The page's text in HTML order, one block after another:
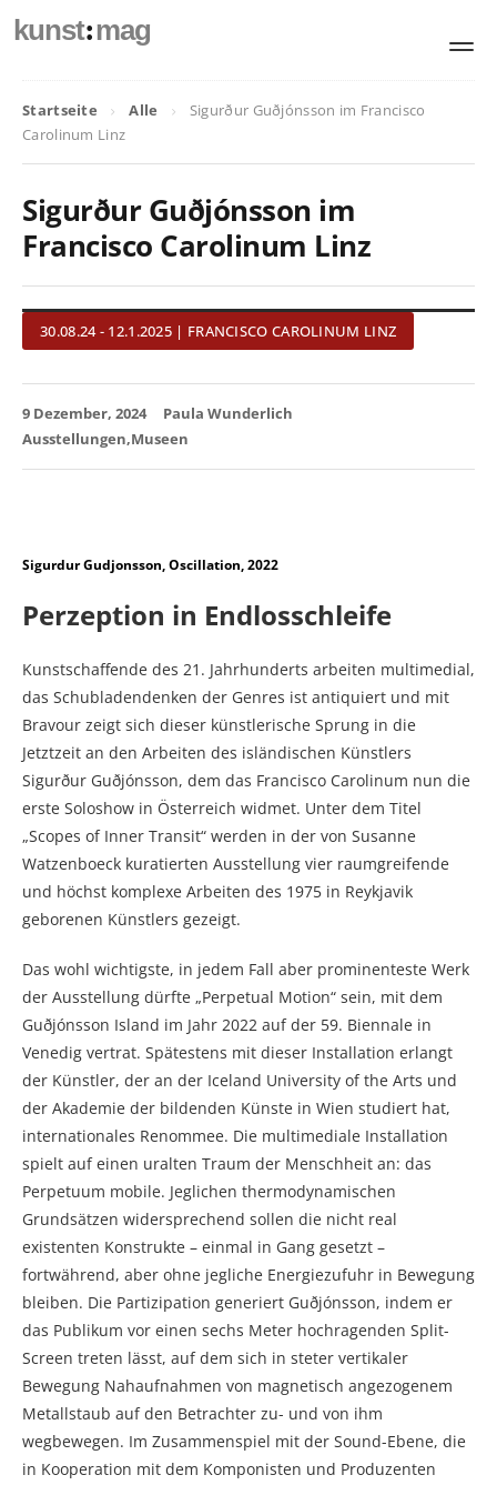
kunst:mag
Startseite Alle
Sigurður Guðjónsson im Francisco
Carolinum Linz
Sigurður Guðjónsson im
Francisco Carolinum Linz
30.08.24 - 12.1.2025 | FRANCISCO CAROLINUM LINZ
9 Dezember, 2024
Paula Wunderlich
Ausstellungen Museen
Sigurdur Gudjonsson, Oscillation, 2022
Perzeption in Endlosschleife
Kunstschaffende des 21. Jahrhunderts arbeiten multimedial,
das Schubladendenken der Genres ist antiquiert und mit
Bravour zeigt sich dieser künstlerische Sprung in die
Jetztzeit an den Arbeiten des isländischen Künstlers
Sigurður Guðjónsson, dem das Francisco Carolinum nun die
erste Soloshow in Österreich widmet. Unter dem Titel
„Scopes of Inner Transit“ werden in der von Susanne
Watzenboeck kuratierten Ausstellung vier raumgreifende
und höchst komplexe Arbeiten des 1975 in Reykjavik
geborenen Künstlers gezeigt.
Das wohl wichtigste, in jedem Fall aber prominenteste Werk
der Ausstellung dürfte „Perpetual Motion“ sein, mit dem
Guðjónsson Island im Jahr 2022 auf der 59. Biennale in
Venedig vertrat. Spätestens mit dieser Installation erlangt
der Künstler, der an der Iceland University of the Arts und
der Akademie der bildenden Künste in Wien studiert hat,
internationales Renommee. Die multimediale Installation
spielt auf einen uralten Traum der Menschheit an: das
Perpetuum mobile. Jeglichen thermodynamischen
Grundsätzen widersprechend sollen die nicht real
existenten Konstrukte – einmal in Gang gesetzt –
fortwährend, aber ohne jegliche Energiezufuhr in Bewegung
bleiben. Die Partizipation generiert Guðjónsson, indem er
das Publikum vor einen sechs Meter hochragenden Split-
Screen treten lässt, auf dem sich in steter vertikaler
Bewegung Nahaufnahmen von magnetisch angezogenem
Metallstaub auf den Betrachter zu- und von ihm
wegbewegen. Im Zusammenspiel mit der Sound-Ebene, die
in Kooperation mit dem Komponisten und Produzenten